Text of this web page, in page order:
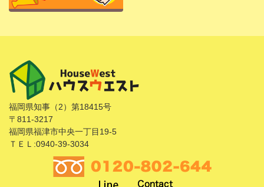
福岡県知事（2）第18415号
〒811-3217
福岡県福津市中央一丁目19-5
ＴＥＬ:0940-39-3034